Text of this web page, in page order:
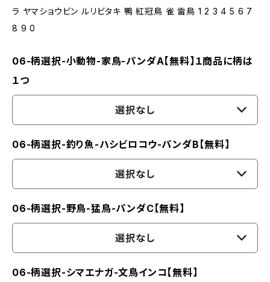
ラ ヤマショウビン ルリビタキ 鴨 紅冠鳥 雀 雷鳥 1 2 3 4 5 6 7
8 9 0
06-柄選択-小動物-家鳥-パンダA【無料】１商品に柄は
１つ
選択なし
06-柄選択-釣り魚-ハシビロコウ-パンダB【無料】
選択なし
06-柄選択-野鳥-猛鳥-パンダC【無料】
選択なし
06-柄選択-シマエナガ-文鳥インコ【無料】